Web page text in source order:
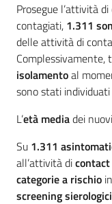
Prosegue l’attività
contagiati, 1.311
delle attività di
Complessivamente,
isolamentoal
sono stati
L’età mediadei
Su 1.311
all’attività di
categorie a rischio
screening sierologici